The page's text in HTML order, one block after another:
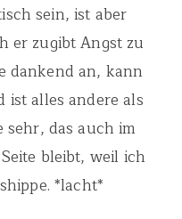
sein, ist aber
er zugibt Angst zu
dankend an, kann
ist alles andere als
das auch im
bleibt, weil ich
*lacht*